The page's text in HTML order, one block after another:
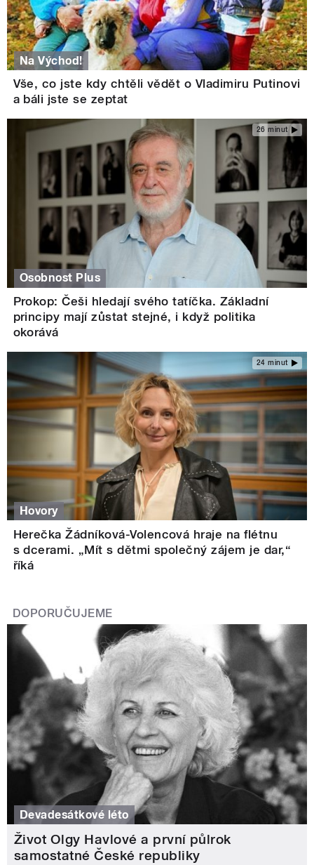
Na Východ!
Vše, co jste kdy chtěli vědět o Vladimiru Putinovi
a báli jste se zeptat
26 minut
Osobnost Plus
Prokop: Češi hledají svého tatíčka. Základní
principy mají zůstat stejné, i když politika
okorává
24 minut
Hovory
Herečka Žádníková-Volencová hraje na flétnu
s dcerami. „Mít s dětmi společný zájem je dar,“
říká
DOPORUČUJEME
Devadesátkové léto
Život Olgy Havlové a první půlrok
samostatné České republiky